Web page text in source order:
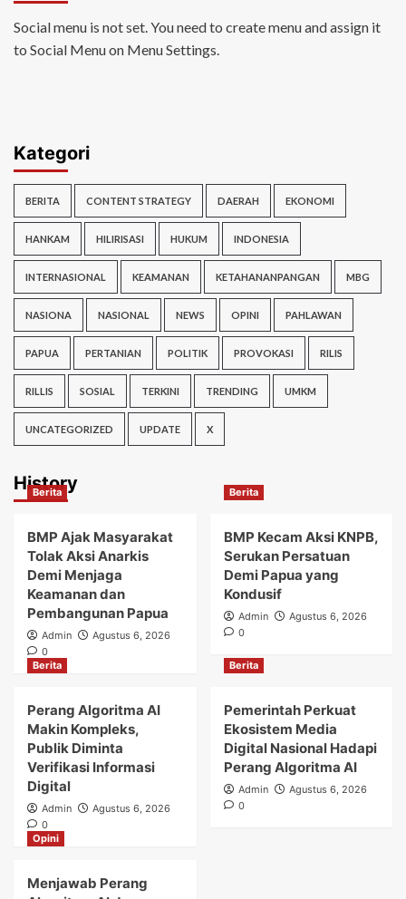
Social menu is not set. You need to create menu and assign it
to Social Menu on Menu Settings.
Kategori
BERITA CONTENT STRATEGY DAERAH EKONOMI
HANKAM HILIRISASI HUKUM INDONESIA
INTERNASIONAL KEAMANAN KETAHANANPANGAN MBG
NASIONA NASIONAL NEWS OPINI PAHLAWAN
PAPUA PERTANIAN POLITIK PROVOKASI RILIS
RILLIS SOSIAL TERKINI TRENDING UMKM
UNCATEGORIZED UPDATE X
History
Berita
BMP Ajak Masyarakat
Tolak Aksi Anarkis
Demi Menjaga
Keamanan dan
Pembangunan Papua
Admin
Agustus 6, 2026
0
Berita
BMP Kecam Aksi KNPB,
Serukan Persatuan
Demi Papua yang
Kondusif
Admin
Agustus 6, 2026
0
Berita
Perang Algoritma AI
Makin Kompleks,
Publik Diminta
Verifikasi Informasi
Digital
Admin
Agustus 6, 2026
0
Berita
Pemerintah Perkuat
Ekosistem Media
Digital Nasional Hadapi
Perang Algoritma AI
Admin
Agustus 6, 2026
0
Opini
Menjawab Perang